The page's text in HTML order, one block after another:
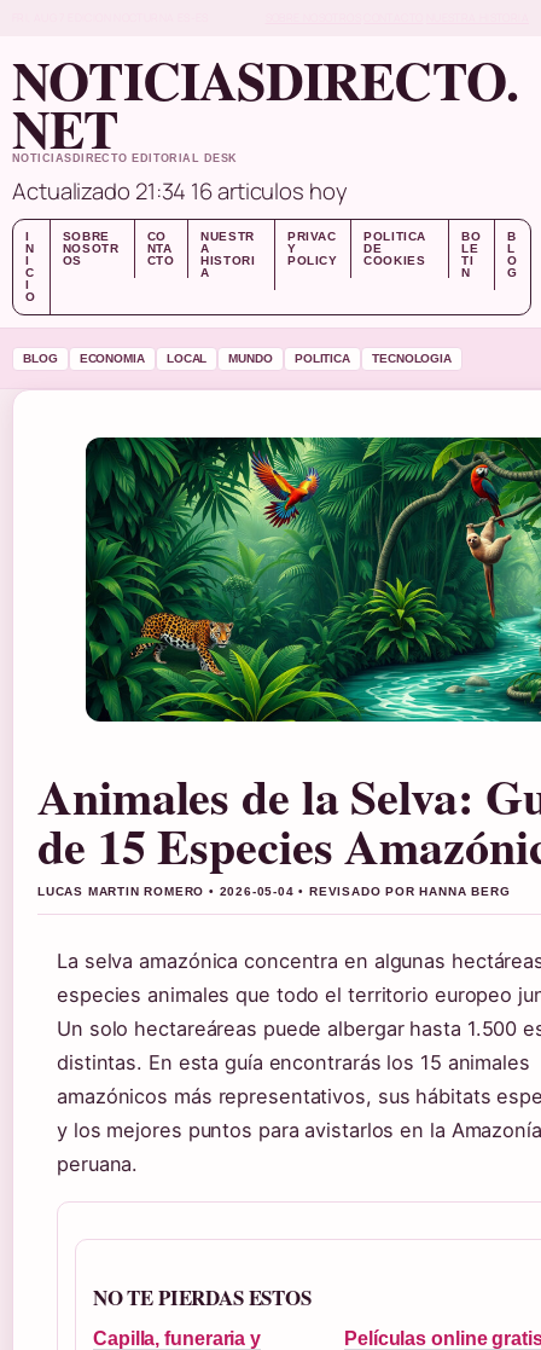
NOTICIASDIRECTO.
NET
NOTICIASDIRECTO EDITORIAL DESK
Actualizado 21:34 16 articulos hoy
I
N
I
C
I
O
SOBRE
NOSOTR
OS
CO
NTA
CTO
NUESTR
A
HISTORI
A
PRIVAC
Y
POLICY
POLITICA
DE
COOKIES
BO
LE
TI
N
B
L
O
G
BLOG ECONOMIA LOCAL MUNDO POLITICA TECNOLOGIA
Animales de la Selva:
de 15 Especies
LUCAS MARTIN ROMERO • 2026-05-04 • REVISADO POR HANNA BERG
La selva amazónica concentra en algunas
especies animales que todo el territorio europeo
Un solo hectareáreas puede albergar hasta 1.500
distintas. En esta guía encontrarás los 15 animales
amazónicos más representativos, sus hábitats
y los mejores puntos para avistarlos en la Amazonía
peruana.
NO TE PIERDAS ESTOS
Capilla, funeraria y
Películas online